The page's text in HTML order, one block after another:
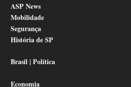
ASP News
Mobilidade
Segurança
História de SP
Brasil | Política
Economia